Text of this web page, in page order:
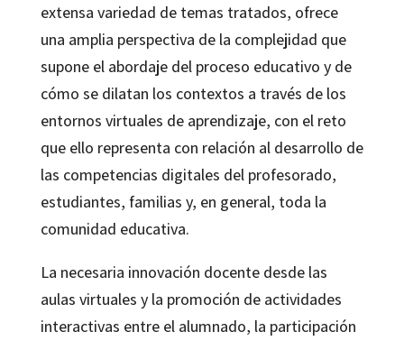
extensa variedad de temas tratados, ofrece
una amplia perspectiva de la complejidad que
supone el abordaje del proceso educativo y de
cómo se dilatan los contextos a través de los
entornos virtuales de aprendizaje, con el reto
que ello representa con relación al desarrollo de
las competencias digitales del profesorado,
estudiantes, familias y, en general, toda la
comunidad educativa.
La necesaria innovación docente desde las
aulas virtuales y la promoción de actividades
interactivas entre el alumnado, la participación